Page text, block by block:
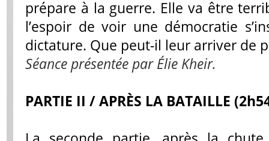
prépare à la guerre. Elle va être
l’espoir de voir une démocratie
dictature. Que peut-il leur arriver de
Séance présentée par Élie Kheir.
PARTIE II / APRÈS LA BATAILLE